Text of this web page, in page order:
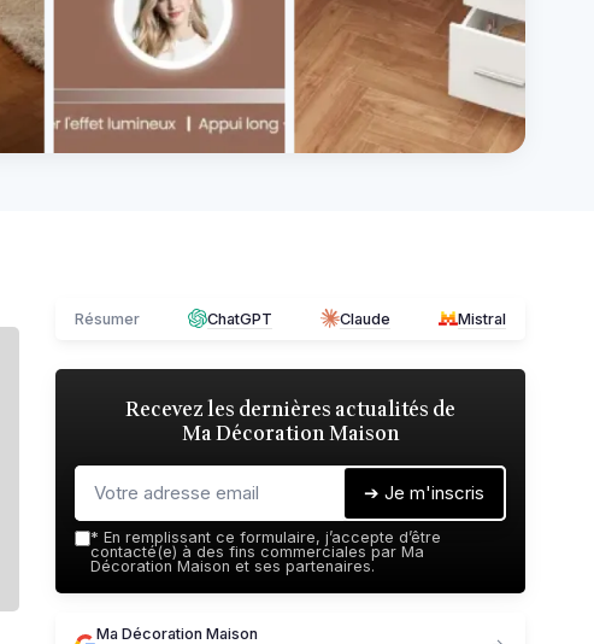
Résumer ChatGPT Claude Mistral
Recevez les dernières actualités de
Ma Décoration Maison
➔ Je m'inscris
* En remplissant ce formulaire, j’accepte d’être
contacté(e) à des fins commerciales par Ma
Décoration Maison et ses partenaires.
Ma Décoration Maison